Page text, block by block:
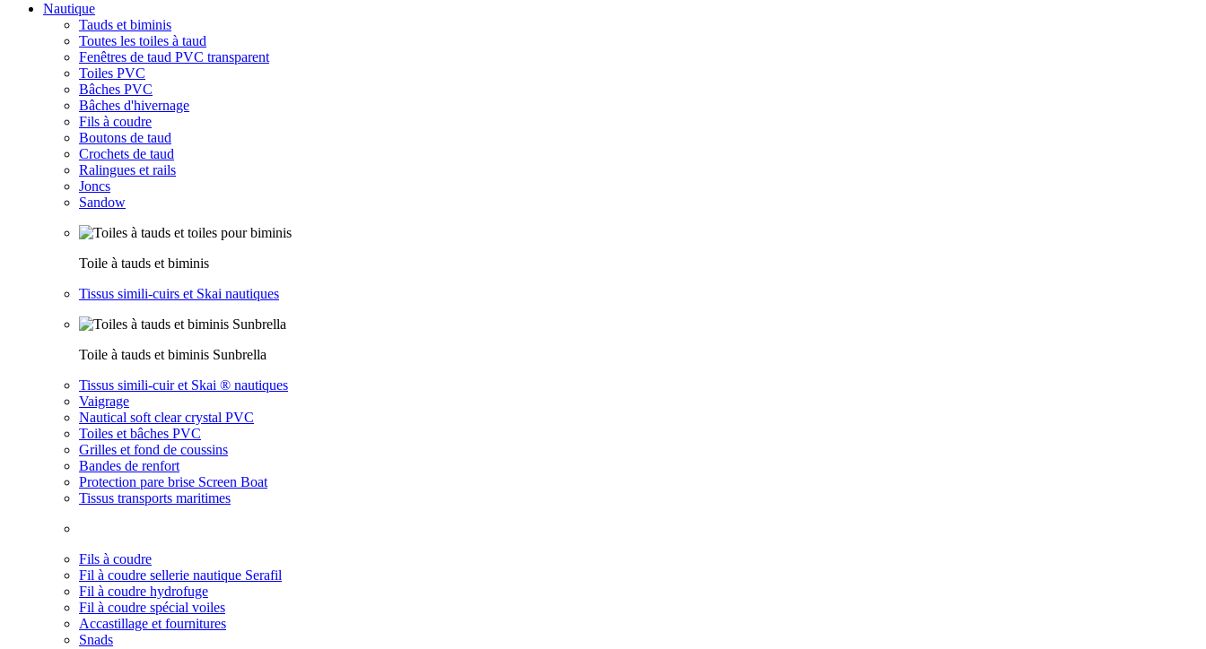
Nautique
Tauds et biminis
Toutes les toiles à taud
Fenêtres de taud PVC transparent
Toiles PVC
Bâches PVC
Bâches d'hivernage
Fils à coudre
Boutons de taud
Crochets de taud
Ralingues et rails
Joncs
Sandow
Toile à tauds et biminis
Tissus simili-cuirs et Skai nautiques
Toile à tauds et biminis Sunbrella
Tissus simili-cuir et Skai ® nautiques
Vaigrage
Nautical soft clear crystal PVC
Toiles et bâches PVC
Grilles et fond de coussins
Bandes de renfort
Protection pare brise Screen Boat
Tissus transports maritimes
Fils à coudre
Fil à coudre sellerie nautique Serafil
Fil à coudre hydrofuge
Fil à coudre spécial voiles
Accastillage et fournitures
Snads